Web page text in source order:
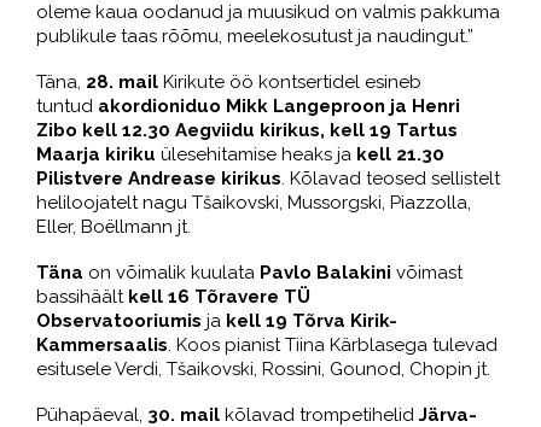
oleme kaua oodanud ja muusikud on valmis pakkuma
publikule taas rõõmu, meelekosutust ja naudingut.”
Täna, 28. mail Kirikute öö kontsertidel esineb
tuntud akordioniduo Mikk Langeproon ja Henri
Zibo kell 12.30 Aegviidu kirikus, kell 19 Tartus
Maarja kiriku ülesehitamise heaks ja kell 21.30
Pilistvere Andrease kirikus. Kõlavad teosed sellistelt
heliloojatelt nagu Tšaikovski, Mussorgski, Piazzolla,
Eller, Boëllmann jt.
Täna on võimalik kuulata Pavlo Balakini võimast
bassihäält kell 16 Tõravere TÜ
Observatooriumis ja kell 19 Tõrva Kirik-
Kammersaalis. Koos pianist Tiina Kärblasega tulevad
esitusele Verdi, Tšaikovski, Rossini, Gounod, Chopin jt.
Pühapäeval, 30. mail kõlavad trompetihelid Järva-